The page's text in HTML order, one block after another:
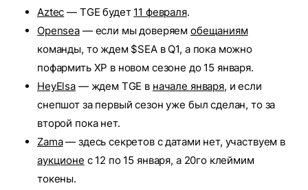
Aztec — TGE будет 11 февраля.
Opensea— если мы доверяем обещаниям
команды, то ждем $SEA в Q1, а пока можно
пофармить XP в новом сезоне до 15 января.
HeyElsa— ждем TGE в начале января, и если
снепшот за первый сезон уже был сделан, то за
второй пока нет.
Zama— здесь секретов с датами нет, участвуем в
аукционе с 12 по 15 января, а 20го клеймим
токены.